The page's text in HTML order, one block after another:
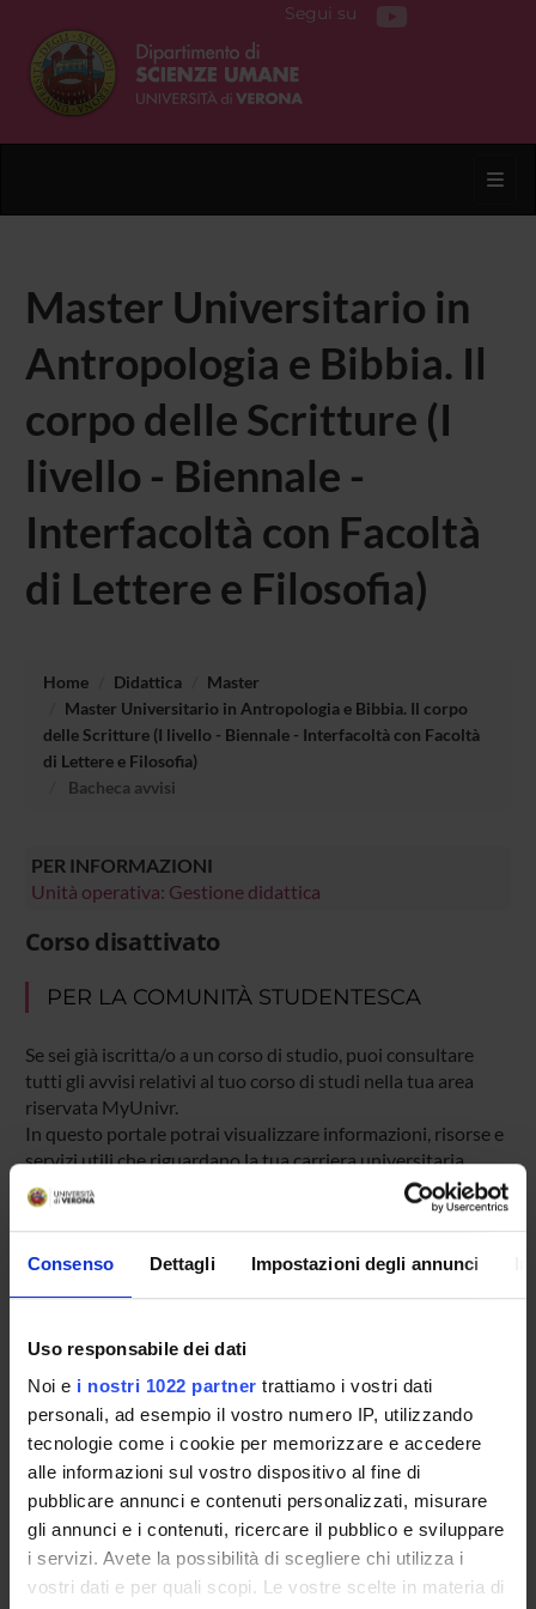
Consenso Dettagli Impostazioni degli annunci
Uso responsabile dei dati
Noi e i nostri 1022 partner trattiamo i vostri dati
personali, ad esempio il vostro numero IP, utilizzando
tecnologie come i cookie per memorizzare e accedere
alle informazioni sul vostro dispositivo al fine di
pubblicare annunci e contenuti personalizzati, misurare
gli annunci e i contenuti, ricercare il pubblico e sviluppare
i servizi. Avete la possibilità di scegliere chi utilizza i
vostri dati e per quali scopi. Le vostre scelte in materia di
Segui su
Master Universitario in
Antropologia e Bibbia. Il
corpo delle Scritture (I
livello - Biennale -
Interfacoltà con Facoltà
di Lettere e Filosofia)
Home Didattica
Master
Master Universitario in Antropologia e Bibbia. Il corpo
delle Scritture (I livello - Biennale - Interfacoltà con Facoltà
di Lettere e Filosofia)
Bacheca avvisi
PER INFORMAZIONI
Unità operativa: Gestione didattica
Corso disattivato
PER LA COMUNITÀ STUDENTESCA
Se sei già iscritta/o a un corso di studio, puoi consultare
tutti gli avvisi relativi al tuo corso di studi nella tua area
riservata MyUnivr.
In questo portale potrai visualizzare informazioni, risorse e
servizi utili che riguardano la tua carriera universitaria
(libretto online, gestione della carriera Esse3, corsi e-
learning, email istituzionale, modulistica di segreteria,
procedure amministrative, ecc.).
Entra in MyUnivr con le tue credenziali GIA: solo così
potrai ricevere notifica di tutti gli avvisi dei tuoi docenti e
MYUNIVR
Come iscriversi e Requisiti di ammissione
Piani didattici
Calendario didattico
Insegnamenti